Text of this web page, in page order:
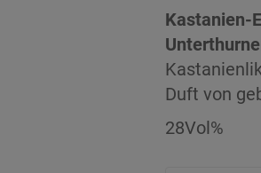
Kastanien-
Duft von
28Vol%